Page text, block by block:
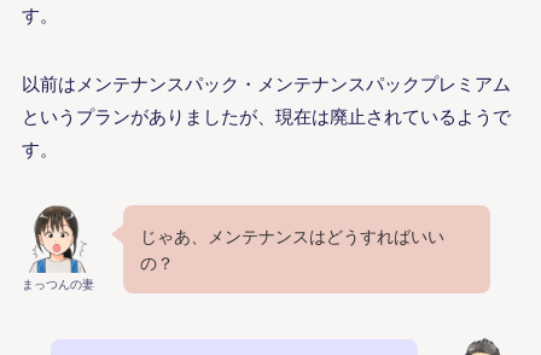
す。
以前はメンテナンスパック・メンテナンスパックプレミアム
というプランがありましたが、現在は廃止されているようで
す。
まっつんの妻
じゃあ、メンテナンスはどうすればいい
の？